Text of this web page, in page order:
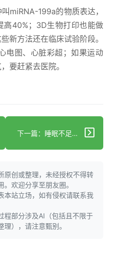
miRNA-199a的物质表达，
高40%；3D生物打印也能做
新方法还在临床试验阶段。
电图、心脏彩超；如果运动
要赶紧去医院。
下一篇：睡眠不足致胸闷心慌？警惕心脏神经官能症
原创或整理，未经授权不得转
欢迎分享至朋友圈。
本站立场，如有侵权请联系我
程部分涉及AI（包括且不限于
），请注意甄别。